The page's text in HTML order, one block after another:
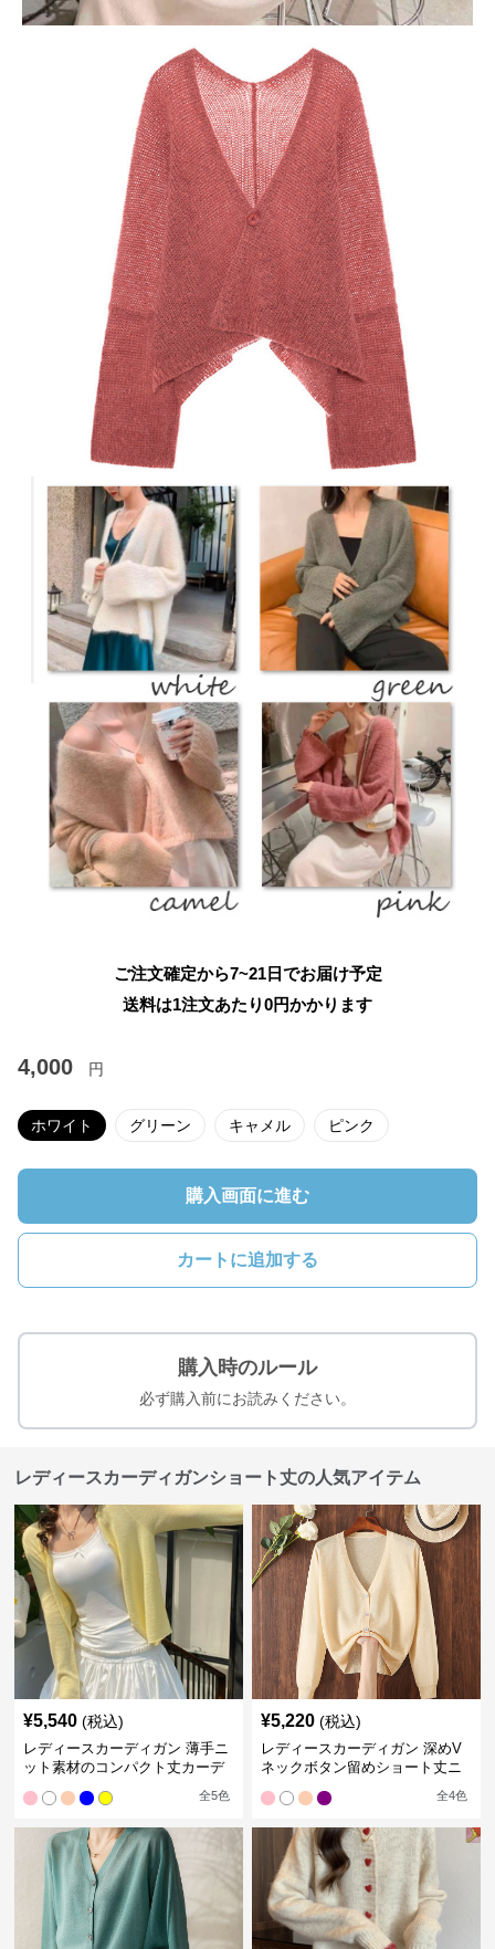
ご注文確定から7~21日でお届け予定
送料は1注文あたり0円かかります
4,000 円
ホワイト グリーン キャメル ピンク
購入画面に進む
カートに追加する
購入時のルール
必ず購入前にお読みください。
レディースカーディガンショート丈の人気アイテム
¥5,540 (税込)
レディースカーディガン 薄手ニ
ット素材のコンパクト丈カーデ
全5色
¥5,220 (税込)
レディースカーディガン 深めV
ネックボタン留めショート丈ニ
全4色